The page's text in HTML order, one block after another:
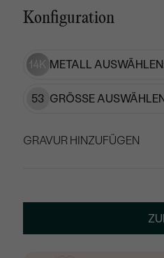
Konfiguration
14K METALL
53 GRÖSSE
GRAVUR HINZUFÜGEN
Geben Sie Initialen/Text